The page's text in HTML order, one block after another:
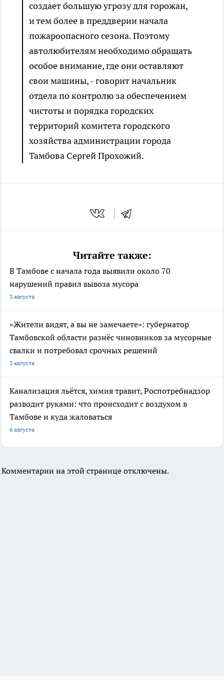
создает большую угрозу для горожан,
и тем более в преддверии начала
пожароопасного сезона. Поэтому
автолюбителям необходимо обращать
особое внимание, где они оставляют
свои машины, - говорит начальник
отдела по контролю за обеспечением
чистоты и порядка городских
территорий комитета городского
хозяйства администрации города
Тамбова Сергей Прохожий.
Читайте также:
В Тамбове с начала года выявили около 70
нарушений правил вывоза мусора
3 августа
«Жители видят, а вы не замечаете»: губернатор
Тамбовской области разнёс чиновников за мусорные
свалки и потребовал срочных решений
3 августа
Канализация льётся, химия травит, Роспотребнадзор
разводит руками: что происходит с воздухом в
Тамбове и куда жаловаться
6 августа
Комментарии на этой странице отключены.